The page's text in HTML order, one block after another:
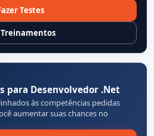
Testes
para Desenvolvedor .Net
às competências pedidas
aumentar suas chances no